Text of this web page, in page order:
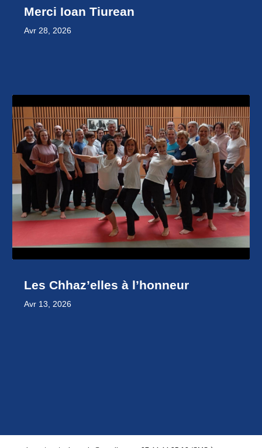
Merci Ioan Tiurean
Avr 28, 2026
Les Chhaz’elles à l’honneur
Avr 13, 2026